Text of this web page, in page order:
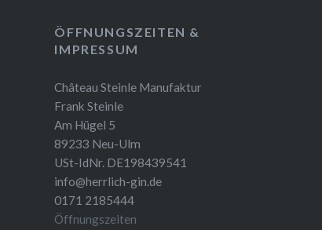
ÖFFNUNGSZEITEN &
IMPRESSUM
Château Steinle Manufaktur
Frank Steinle
Am Hügel 5
89233 Neu-Ulm
USt-IdNr. DE198439541
info@herrlich-gin.de
0171 2185444
Öffnungszeiten